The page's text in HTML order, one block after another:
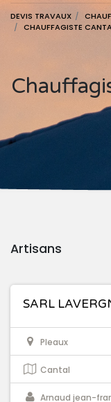
DEVIS TRAVAUX
CHAUFFAGISTE
Chauffagiste cantal : annuaire
Artisans
SARL
Pleaux
Cantal
Arnaud jean-